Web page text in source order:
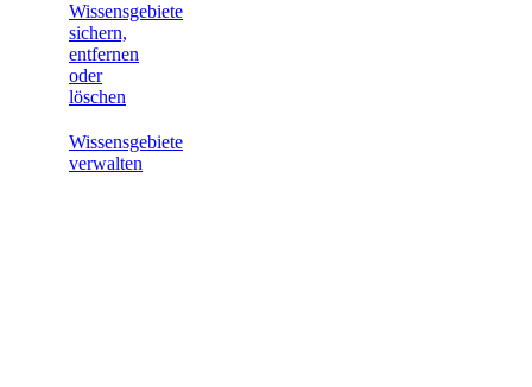
Wissensgebiete
sichern,
entfernen
oder
löschen
Wissensgebiete
verwalten